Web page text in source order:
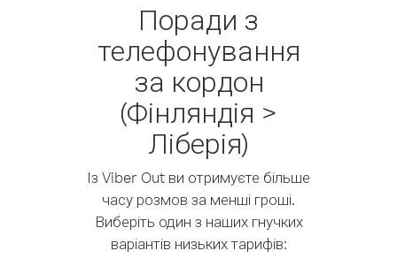
Поради з
телефонування
за кордон
(Фінляндія >
Ліберія)
Із Viber Out ви отримуєте більше
часу розмов за менші гроші.
Виберіть один з наших гнучких
варіантів низьких тарифів: